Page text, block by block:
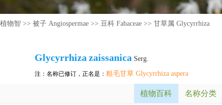
植物智 >> 被子 Angiospermae >> 豆科 Fabaceae >> 甘草属 Glycyrrhiza
Glycyrrhiza zaissanica Serg.
注：名称已修订，正名是： 粗毛甘草 Glycyrrhiza aspera
植物百科 名称分类